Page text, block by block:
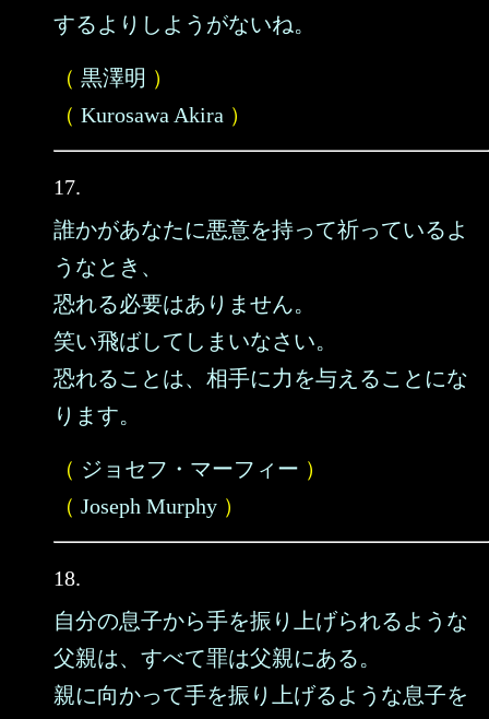
するよりしようがないね。
（ 黒澤明 ）
（ Kurosawa Akira ）
17.
誰かがあなたに悪意を持って祈っているよ
うなとき、
恐れる必要はありません。
笑い飛ばしてしまいなさい。
恐れることは、相手に力を与えることにな
ります。
（ ジョセフ・マーフィー ）
（ Joseph Murphy ）
18.
自分の息子から手を振り上げられるような
父親は、すべて罪は父親にある。
親に向かって手を振り上げるような息子を